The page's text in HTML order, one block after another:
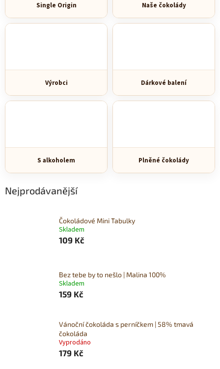
Single Origin Naše čokolády
Výrobci Dárkové balení
S alkoholem Plněné čokolády
Nejprodávanější
Čokoládové Mini Tabulky
Skladem
109 Kč
Bez tebe by to nešlo | Malina 100%
Skladem
159 Kč
Vánoční čokoláda s perníčkem | 58% tmavá
čokoláda
Vyprodáno
179 Kč